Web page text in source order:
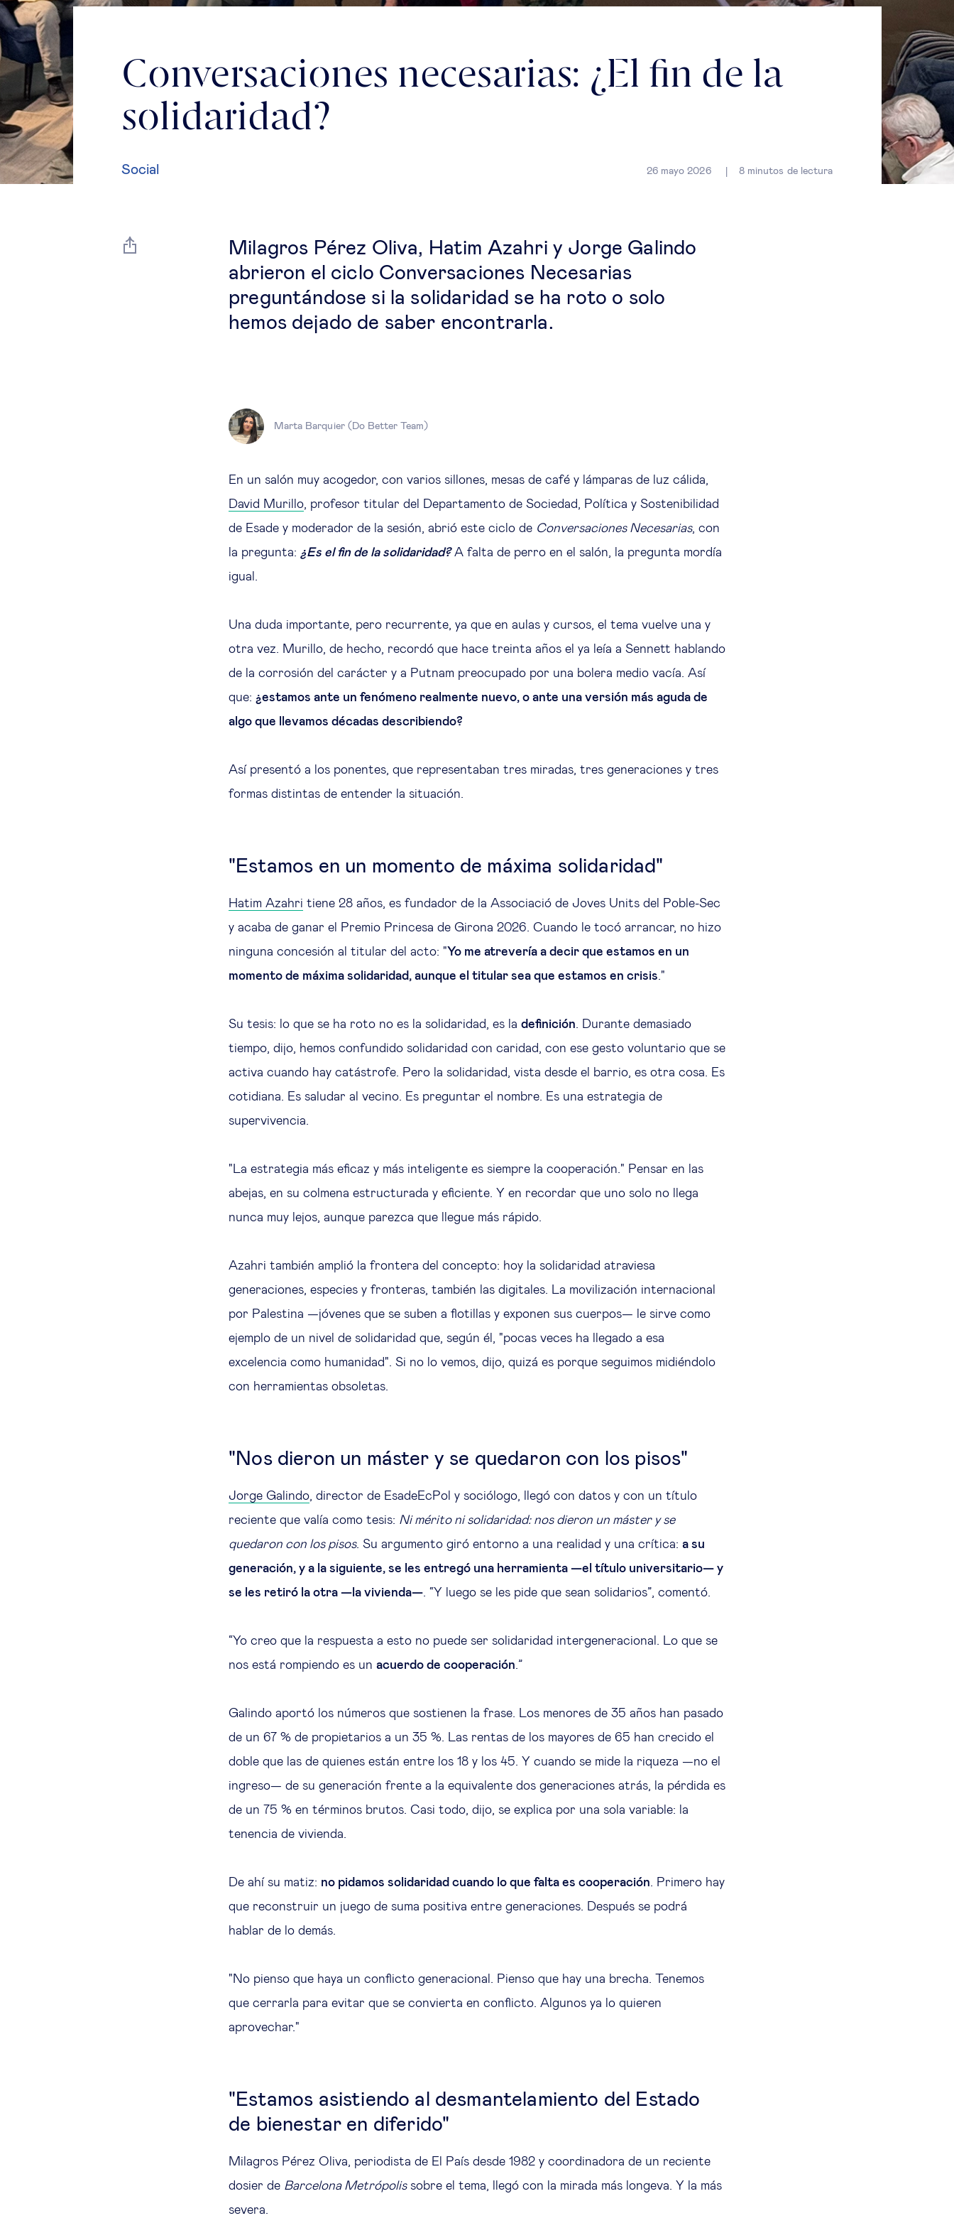
Conversaciones necesarias: ¿El fin de la
solidaridad?
Social 26 mayo 2026 8minutos de lectura
Milagros Pérez Oliva, Hatim Azahri y Jorge Galindo
abrieron el ciclo Conversaciones Necesarias
preguntándose si la solidaridad se ha roto o solo
hemos dejado de saber encontrarla.
Marta Barquier (Do Better Team)
En un salón muy acogedor, con varios sillones, mesas de café y lámparas de luz cálida,
David Murillo, profesor titular del Departamento de Sociedad, Política y Sostenibilidad
de Esade y moderador de la sesión, abrió este ciclo de Conversaciones Necesarias, con
la pregunta: ¿Es el fin de la solidaridad?A falta de perro en el salón, la pregunta mordía
igual.
Una duda importante, pero recurrente, ya que en aulas y cursos, el tema vuelve una y
otra vez. Murillo, de hecho, recordó que hace treinta años el ya leía a Sennett hablando
de la corrosión del carácter y a Putnam preocupado por una bolera medio vacía. Así
que: ¿estamos ante un fenómeno realmente nuevo, o ante una versión más aguda de
algo que llevamos décadas describiendo?
Así presentó a los ponentes, que representaban tres miradas, tres generaciones y tres
formas distintas de entender la situación.
"Estamos en un momento de máxima solidaridad"
Hatim Azahri tiene 28 años, es fundador de la Associació de Joves Units del Poble-Sec
y acaba de ganar el Premio Princesa de Girona 2026. Cuando le tocó arrancar, no hizo
ninguna concesión al titular del acto: "Yo me atrevería a decir que estamos en un
momento de máxima solidaridad, aunque el titular sea que estamos en crisis."
Su tesis: lo que se ha roto no es la solidaridad, es la definición. Durante demasiado
tiempo, dijo, hemos confundido solidaridad con caridad, con ese gesto voluntario que se
activa cuando hay catástrofe. Pero la solidaridad, vista desde el barrio, es otra cosa. Es
cotidiana. Es saludar al vecino. Es preguntar el nombre. Es una estrategia de
supervivencia.
"La estrategia más eficaz y más inteligente es siempre la cooperación." Pensar en las
abejas, en su colmena estructurada y eficiente. Y en recordar que uno solo no llega
nunca muy lejos, aunque parezca que llegue más rápido.
Azahri también amplió la frontera del concepto: hoy la solidaridad atraviesa
generaciones, especies y fronteras, también las digitales. La movilización internacional
por Palestina —jóvenes que se suben a flotillas y exponen sus cuerpos— le sirve como
ejemplo de un nivel de solidaridad que, según él, "pocas veces ha llegado a esa
excelencia como humanidad". Si no lo vemos, dijo, quizá es porque seguimos midiéndolo
con herramientas obsoletas.
"Nos dieron un máster y se quedaron con los pisos"
Jorge Galindo, director de EsadeEcPol y sociólogo, llegó con datos y con un título
reciente que valía como tesis: Ni mérito ni solidaridad: nos dieron un máster y se
quedaron con los pisos. Su argumento giró entorno a una realidad y una crítica: a su
generación, y a la siguiente, se les entregó una herramienta —el título universitario— y
se les retiró la otra —la vivienda—. “Y luego se les pide que sean solidarios”, comentó.
“Yo creo que la respuesta a esto no puede ser solidaridad intergeneracional. Lo que se
nos está rompiendo es un acuerdo de cooperación.”
Galindo aportó los números que sostienen la frase. Los menores de 35 años han pasado
de un 67 % de propietarios a un 35 %. Las rentas de los mayores de 65 han crecido el
doble que las de quienes están entre los 18 y los 45. Y cuando se mide la riqueza —no el
ingreso— de su generación frente a la equivalente dos generaciones atrás, la pérdida es
de un 75 % en términos brutos. Casi todo, dijo, se explica por una sola variable: la
tenencia de vivienda.
De ahí su matiz: no pidamos solidaridad cuando lo que falta es cooperación. Primero hay
que reconstruir un juego de suma positiva entre generaciones. Después se podrá
hablar de lo demás.
"No pienso que haya un conflicto generacional. Pienso que hay una brecha. Tenemos
que cerrarla para evitar que se convierta en conflicto. Algunos ya lo quieren
aprovechar."
"Estamos asistiendo al desmantelamiento del Estado
de bienestar en diferido"
Milagros Pérez Oliva, periodista de El País desde 1982 y coordinadora de un reciente
dosier de Barcelona Metrópolissobre el tema, llegó con la mirada más longeva. Y la más
severa.